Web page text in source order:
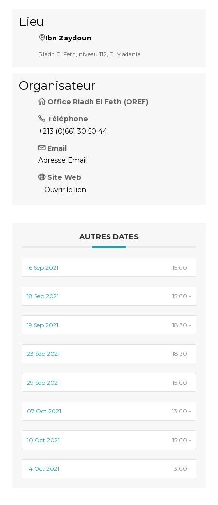
Lieu
Ibn Zaydoun
Riadh El Feth, niveau 112, El Madania
Organisateur
Office Riadh El Feth (OREF)
Téléphone
+213 (0)661 30 50 44
Email
Adresse Email
Site Web
Ouvrir le lien
AUTRES DATES
16 Sep 2021 15:00 -
18 Sep 2021 15:00 -
19 Sep 2021 18:30 -
23 Sep 2021 18:30 -
29 Sep 2021 15:00 -
07 Oct 2021 13:00 -
10 Oct 2021 15:00 -
14 Oct 2021 13:00 -